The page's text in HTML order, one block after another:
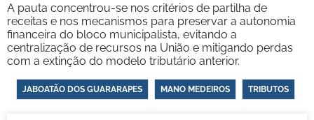
A pauta concentrou-se nos critérios de partilha de
receitas e nos mecanismos para preservar a autonomia
financeira do bloco municipalista, evitando a
centralização de recursos na União e mitigando perdas
com a extinção do modelo tributário anterior.
JABOATÃO DOS GUARARAPES MANO MEDEIROS TRIBUTOS